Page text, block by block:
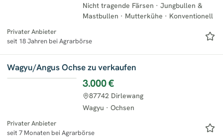
Nicht tragende Färsen · Jungbullen &
Mastbullen · Mutterkühe · Konventionell
Privater Anbieter
seit 18 Jahren bei Agrarbörse
Wagyu/Angus Ochse zu verkaufen
3.000 €
Wagyu · Ochsen
87742 Dirlewang
Privater Anbieter
seit 7 Monaten bei Agrarbörse